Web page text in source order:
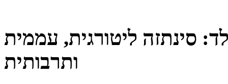
סינתזה ליטורגית, עממית
ותרבותית